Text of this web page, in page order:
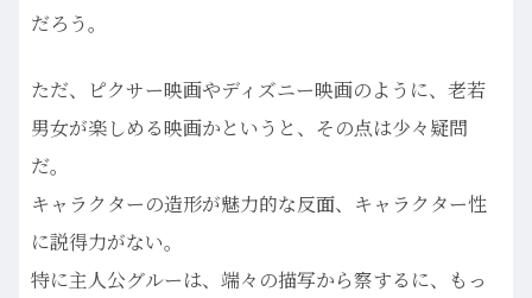
だろう。
ただ、ピクサー映画やディズニー映画のように、老若
男女が楽しめる映画かというと、その点は少々疑問
だ。
キャラクターの造形が魅力的な反面、キャラクター性
に説得力がない。
特に主人公グルーは、端々の描写から察するに、もっ